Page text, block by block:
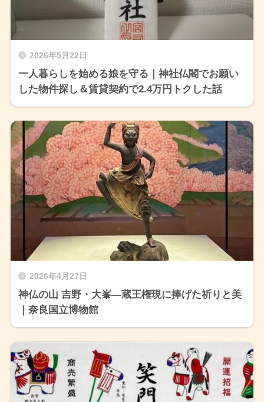
2026年5月22日
一人暮らしを始める娘を守る｜神社仏閣でお願い
した物件探し＆賃貸契約で2.4万円トクした話
2026年4月27日
神仏の山 吉野・大峯―蔵王権現に捧げた祈りと美
｜奈良国立博物館